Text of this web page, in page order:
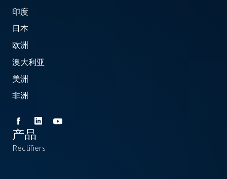
印度
日本
欧洲
澳大利亚
美洲
非洲
产品
Rectifiers